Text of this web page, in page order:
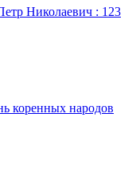
Николаевич : 123
коренных народов